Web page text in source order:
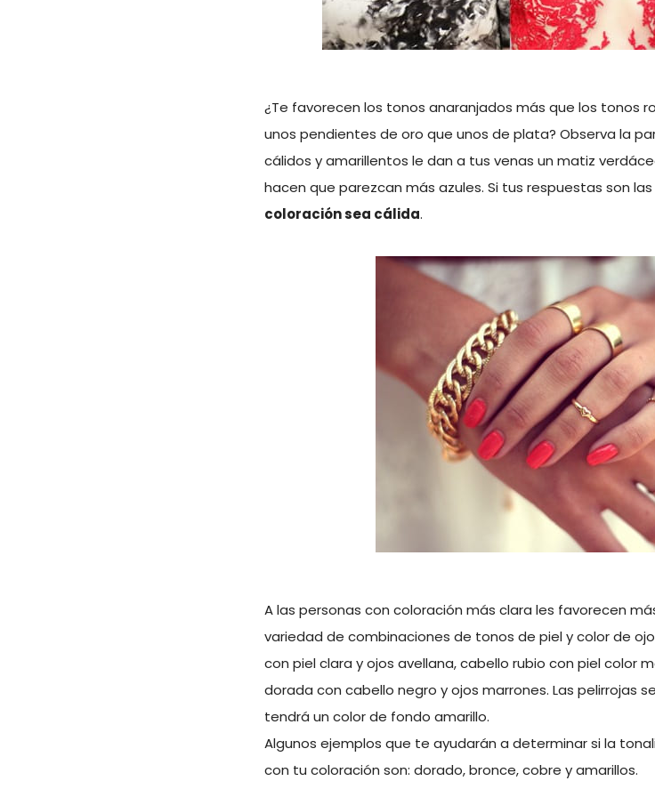
¿Te favorecen los tonos anaranjados más que los tonos
unos pendientes de oro que unos de plata? Observa la
cálidos y amarillentos le dan a tus venas un matiz
hacen que parezcan más azules. Si tus respuestas son
coloración sea cálida.
A las personas con coloración más clara les favorecen
variedad de combinaciones de tonos de piel y color de
con piel clara y ojos avellana, cabello rubio con piel color
dorada con cabello negro y ojos marrones. Las pelirrojas
tendrá un color de fondo amarillo.
Algunos ejemplos que te ayudarán a determinar si la
con tu coloración son: dorado, bronce, cobre y amarillos.